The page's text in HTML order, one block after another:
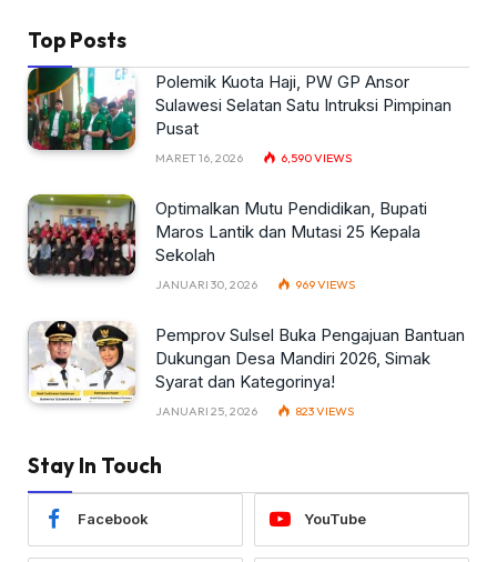
Top Posts
Polemik Kuota Haji, PW GP Ansor
Sulawesi Selatan Satu Intruksi Pimpinan
Pusat
MARET 16, 2026 6,590VIEWS
Optimalkan Mutu Pendidikan, Bupati
Maros Lantik dan Mutasi 25 Kepala
Sekolah
JANUARI 30, 2026 969VIEWS
Pemprov Sulsel Buka Pengajuan Bantuan
Dukungan Desa Mandiri 2026, Simak
Syarat dan Kategorinya!
JANUARI 25, 2026 823VIEWS
Stay In Touch
Facebook YouTube